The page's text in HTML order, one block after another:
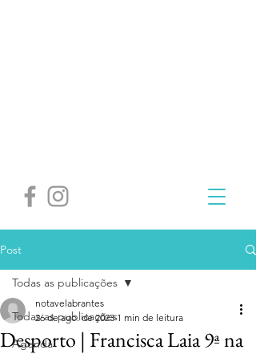
Post
Todas as publicações
Agenda
Todas as publicações
Desporto | Francisca Laia 9ª na
notavelabrantes
26 de ago. de 2023 1 min de leitura